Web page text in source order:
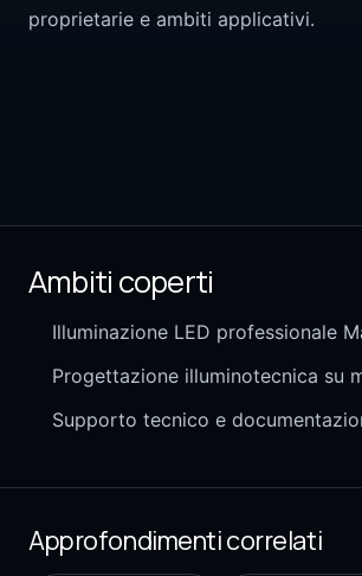
proprietarie e ambiti applicativi.
Ambiti coperti
Illuminazione LED professionale
Progettazione illuminotecnica su
Supporto tecnico e
Approfondimenti correlati